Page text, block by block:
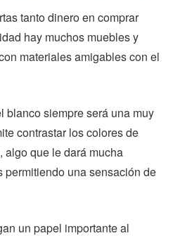
tanto dinero en comprar
hay muchos muebles y
materiales amigables con el
blanco siempre será una muy
contrastar los colores de
algo que le dará mucha
permitiendo una sensación de
un papel importante al